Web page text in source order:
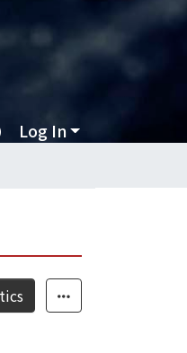
Log In